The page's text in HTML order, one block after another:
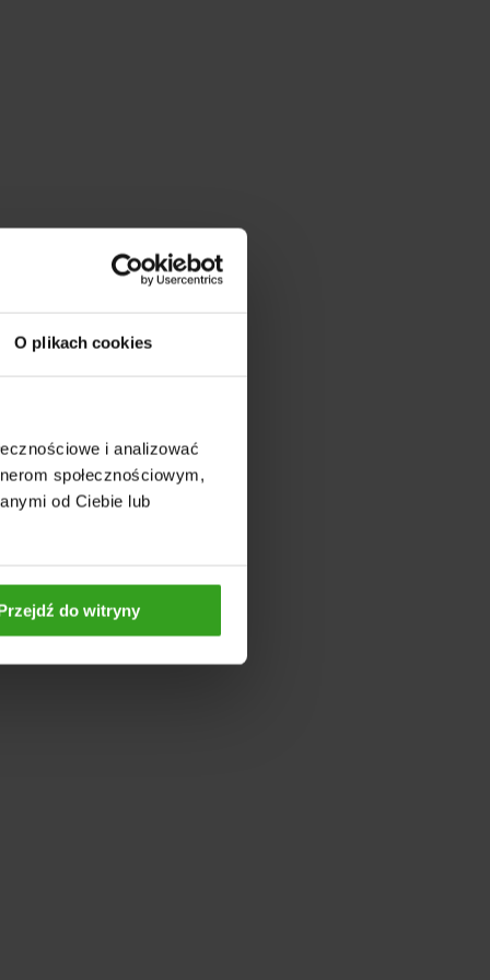
O plikach cookies
i analizować
społecznościowym,
od Ciebie lub
do witryny